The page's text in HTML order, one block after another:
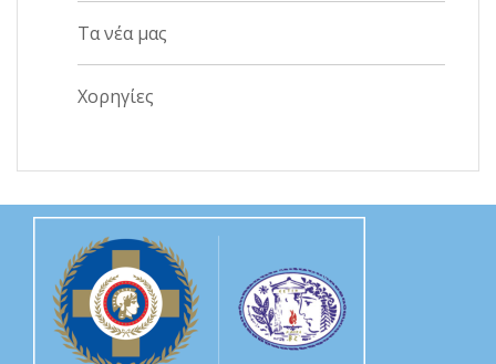
Τα νέα μας
Χορηγίες